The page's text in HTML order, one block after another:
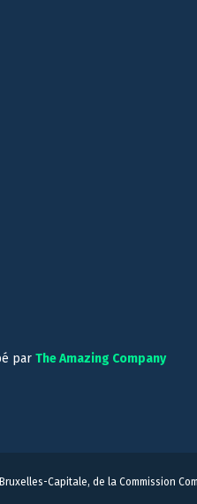
par The Amazing Company
Capitale, de la Commission